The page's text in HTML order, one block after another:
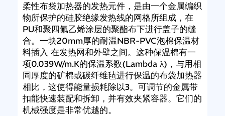
柔性布袋加热器的发热元件，是由一个金属编织
物所保护的硅胶绝缘发热线的网格所组成，在
PU和聚四氟乙烯涂层的聚酯布下进行盖子的缝
合。一块20mm厚的耐温NBR-PVC泡棉保温材
料插入 在发热网和外壁之间。这种保温棉有一
项0.039W/m.K的保温系数(Lambda λ)，与用相
同厚度的矿棉或碳纤维毡进行保温的布袋加热器
相比，这使得能量损耗除以3。可调节的金属带
扣能快速装配和拆卸，并有效夹紧容器。它们的
机械强度是非常优越的。